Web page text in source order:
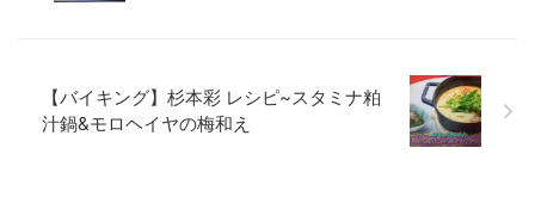
【バイキング】杉本彩 レシピ~スタミナ粕
汁鍋&モロヘイヤの梅和え